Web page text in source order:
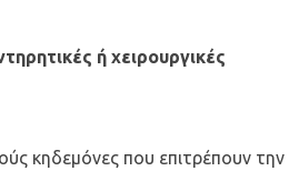
ή χειρουργικές
κηδεμόνες που επιτρέπουν την